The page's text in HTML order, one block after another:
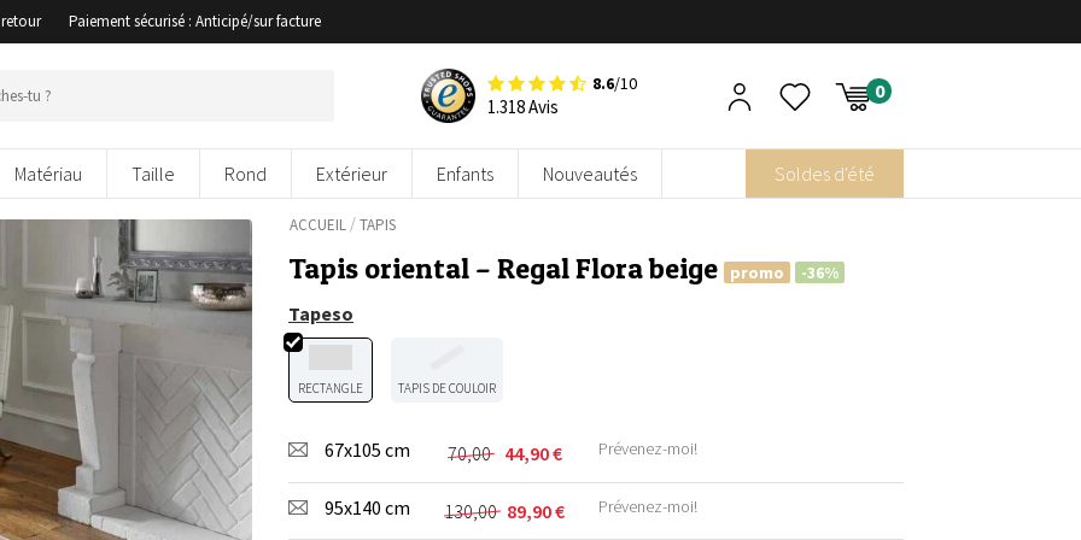
Paiement sécurisé : Anticipé/sur facture
8.6/10
1.318 Avis
Matériau Taille Rond Extérieur Enfants Nouveautés Soldes d'été
ACCUEIL/TAPIS
Tapis oriental – Regal Flora beige promo -36%
Tapeso
RECTANGLE TAPIS DE COULOIR
67x105 cm 70,00
Le
prix
initial
44,90€
Le
prix
actuel
Prévenez-moi!
95x140 cm 130,00
Le 89,90€
Le Prévenez-moi!